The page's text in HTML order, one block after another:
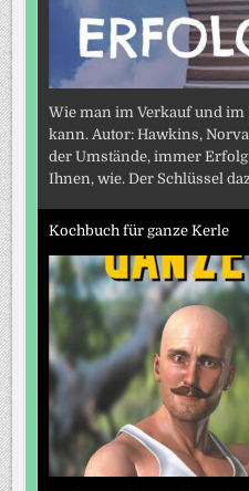
Wie man im Verkauf und
kann. Autor: Hawkins,
der Umstände, immer Erfolg
Ihnen, wie. Der Schlüssel
Kochbuch für ganze Kerle